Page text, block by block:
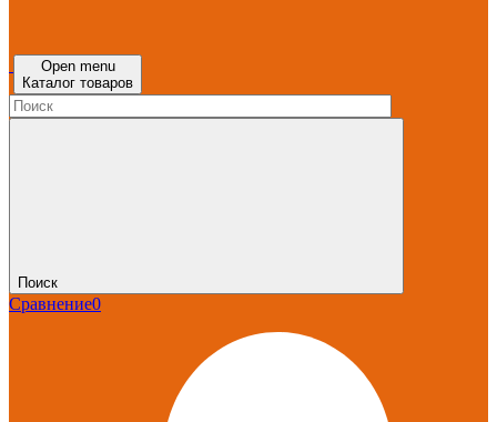
Open menu
Каталог товаров
Поиск
Сравнение0